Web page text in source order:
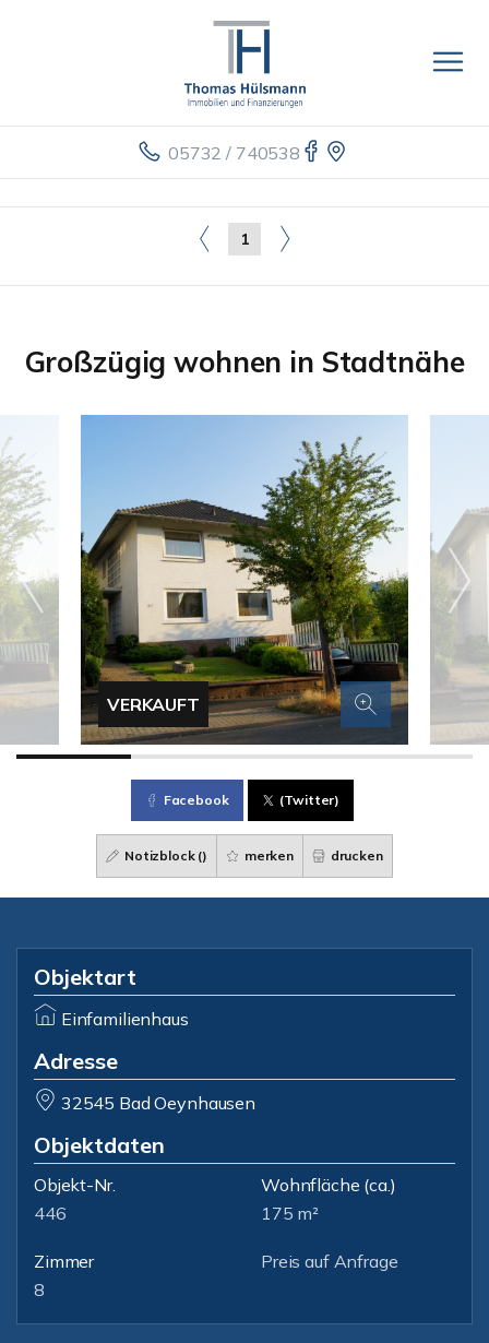
05732 / 740538
1
Großzügig wohnen in Stadtnähe
VERKAUFT
Facebook (Twitter)
Notizblock () merken drucken
Objektart
Einfamilienhaus
Adresse
32545 Bad Oeynhausen
Objektdaten
Objekt-Nr.
446
Wohnfläche (ca.)
175 m²
Zimmer
8
Preis auf Anfrage